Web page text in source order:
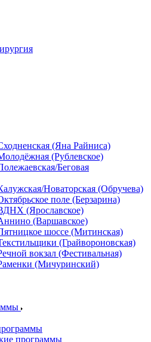
(Яна Райниса)
(Рублевское)
Беговая
Новаторская (Обручева)
поле (Берзарина)
(Ярославское)
(Варшавское)
шоссе (Митинская)
(Грайвороновская)
вокзал (Фестивальная)
(Мичуринский)
программы